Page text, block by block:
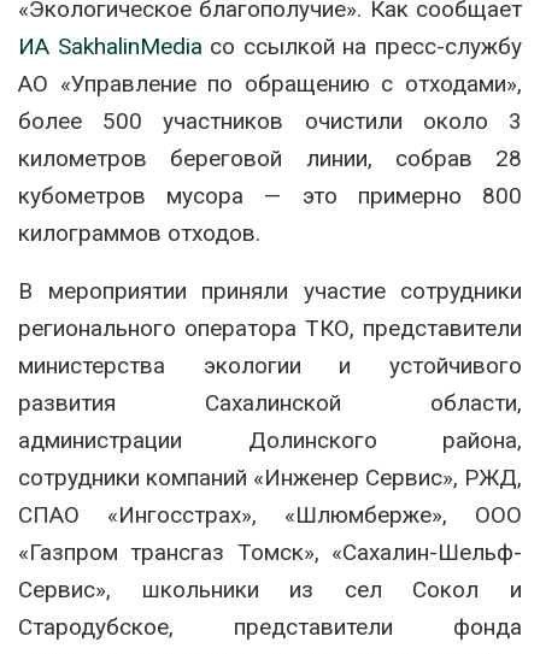
«Экологическое благополучие». Как сообщает
ИА SakhalinMedia со ссылкой на пресс-службу
АО «Управление по обращению с отходами»,
более 500 участников очистили около 3
километров береговой линии, собрав 28
кубометров мусора — это примерно 800
килограммов отходов.
В мероприятии приняли участие сотрудники
регионального оператора ТКО, представители
министерства экологии и устойчивого
развития Сахалинской области,
администрации Долинского района,
сотрудники компаний «Инженер Сервис», РЖД,
СПАО «Ингосстрах», «Шлюмберже», ООО
«Газпром трансгаз Томск», «Сахалин-Шельф-
Сервис», школьники из сел Сокол и
Стародубское, представители фонда